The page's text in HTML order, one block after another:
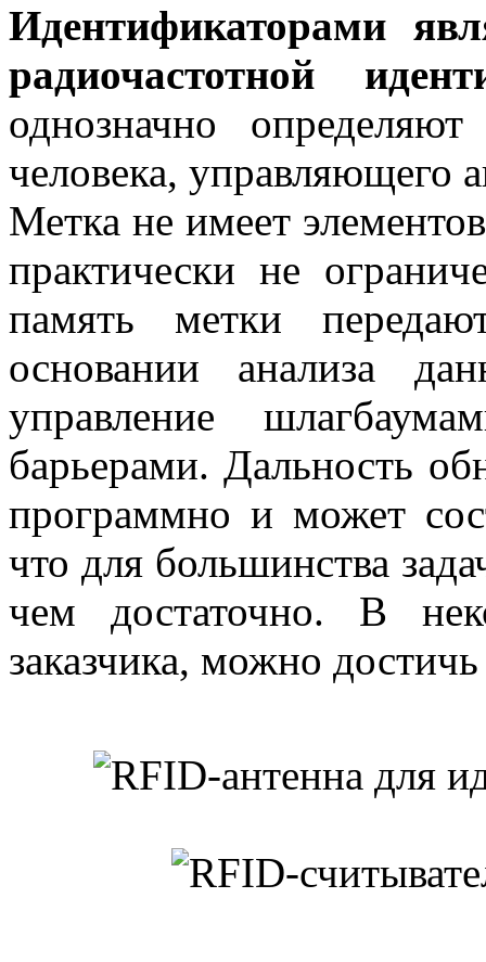
Идентификаторами
радиочастотной
однозначно
человека, управляющего
Метка не имеет
практически не
память метки
основании анализа
управление
барьерами. Дальность
программно и может
что для большинства
чем достаточно. В
заказчика, можно